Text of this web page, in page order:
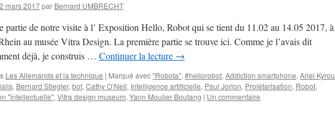
mars 2017par Bernard UMBRECHT
partie de notre visite à l’ Exposition Hello, Robot qui se tient du 11.02 au 14.05 2017, à
au musée Vitra Design. La première partie se trouve ici. Comme je l’avais dit
déjà, je construis … Continuer la lecture →
Les Allemands et la technique | Marqué avec"Robota", #hellorobot, Addiction smartphone, Ariel Kyrou
, Bernard Stiegler, bot, Cathy O’Neil, Intelligence artificielle, Paul Jorion, Prolétarisation, Robot,
"intellectuelle", Vitra design museum, Yann Moulier Boutang | Un commentaire